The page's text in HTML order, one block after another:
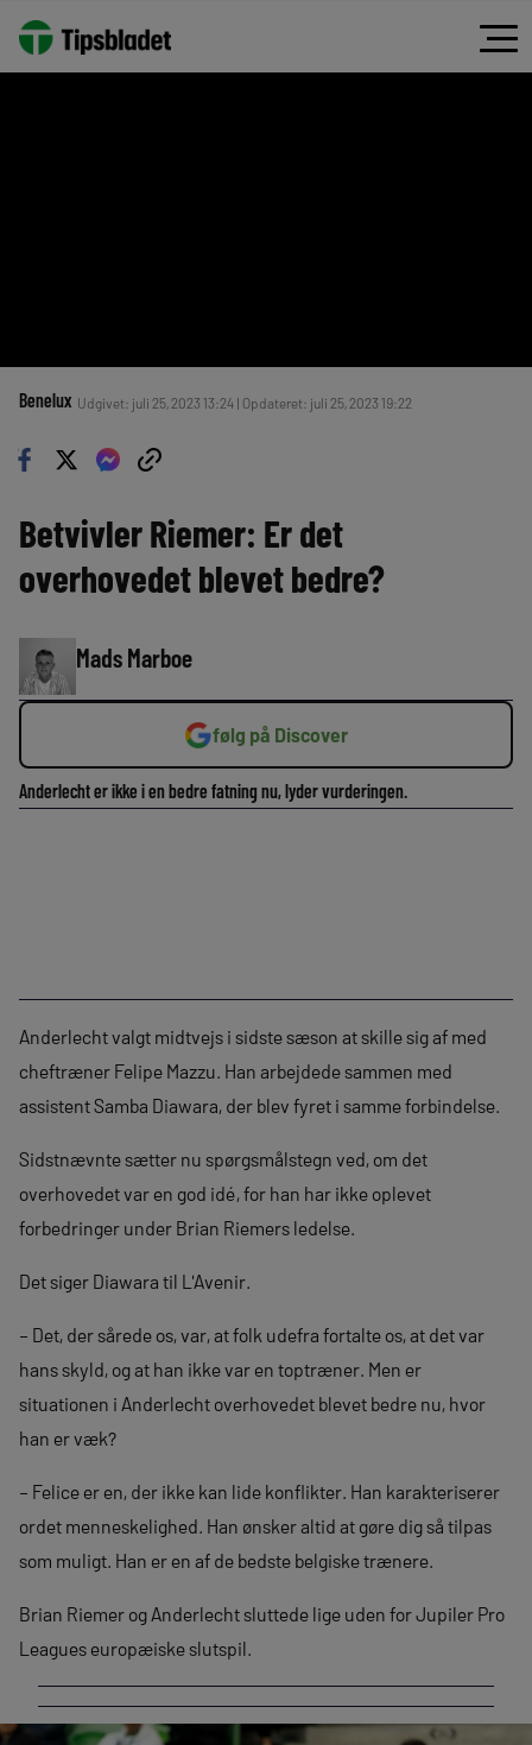
Benelux Udgivet: juli 25, 2023 13:24 | Opdateret: juli 25, 2023 19:22
Betvivler Riemer: Er det
overhovedet blevet bedre?
Mads Marboe
følg på Discover
Anderlecht er ikke i en bedre fatning nu, lyder vurderingen.
Anderlecht valgt midtvejs i sidste sæson at skille sig af med
cheftræner Felipe Mazzu. Han arbejdede sammen med
assistent Samba Diawara, der blev fyret i samme forbindelse.
Sidstnævnte sætter nu spørgsmålstegn ved, om det
overhovedet var en god idé, for han har ikke oplevet
forbedringer under Brian Riemers ledelse.
Det siger Diawara til L'Avenir.
– Det, der sårede os, var, at folk udefra fortalte os, at det var
hans skyld, og at han ikke var en toptræner. Men er
situationen i Anderlecht overhovedet blevet bedre nu, hvor
han er væk?
– Felice er en, der ikke kan lide konflikter. Han karakteriserer
ordet menneskelighed. Han ønsker altid at gøre dig så tilpas
som muligt. Han er en af de bedste belgiske trænere.
Brian Riemer og Anderlecht sluttede lige uden for Jupiler Pro
Leagues europæiske slutspil.